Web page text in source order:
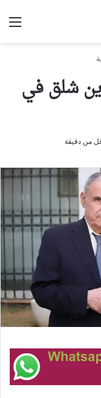
شلق في
من دقيقة